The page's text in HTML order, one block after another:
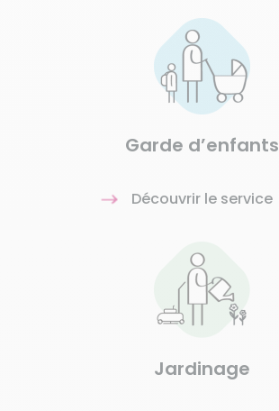
Garde d’enfants
Découvrir le service
Jardinage